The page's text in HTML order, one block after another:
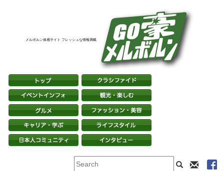
メルボルン体感サイト フレッシュな情報満載